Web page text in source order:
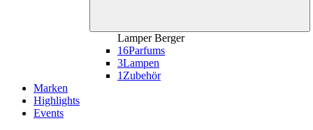
Lamper Berger
16Parfums
3Lampen
1 Zubehör
Marken
Highlights
Events